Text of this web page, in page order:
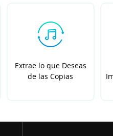
Extrae lo que Deseas
de las Copias